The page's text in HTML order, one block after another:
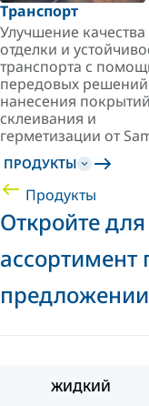
Транспорт
Улучшение качества
отделки и
транспорта с
передовых
нанесения
склеивания и
герметизации от
ПРОДУКТЫ
Продукты
Откройте
предложении
ЖИДКИЙ